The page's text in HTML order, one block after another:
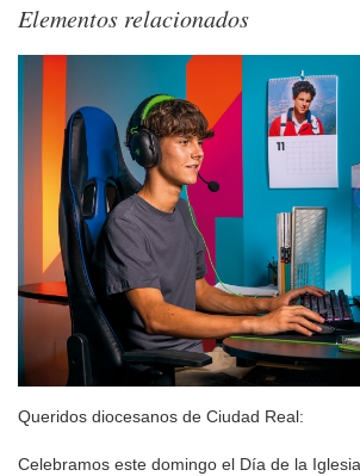
Elementos relacionados
Queridos diocesanos de Ciudad Real:
Celebramos este domingo el Día de la